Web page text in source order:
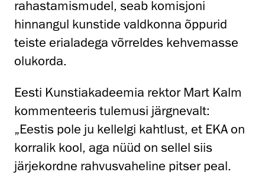
rahastamismudel, seab komisjoni
hinnangul kunstide valdkonna õppurid
teiste erialadega võrreldes kehvemasse
olukorda.
Eesti Kunstiakadeemia rektor Mart Kalm
kommenteeris tulemusi järgnevalt:
„Eestis pole ju kellelgi kahtlust, et EKA on
korralik kool, aga nüüd on sellel siis
järjekordne rahvusvaheline pitser peal.